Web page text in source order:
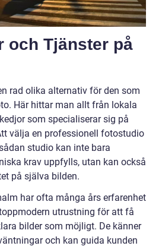
och Tjänster på
rad olika alternativ för den som
Här hittar man allt från lokala
som specialiserar sig på
välja en professionell fotostudio
studio kan inte bara
krav uppfylls, utan kan också
på själva bilden.
har ofta många års erfarenhet
utrustning för att få
bilder som möjligt. De känner
och kan guida kunden